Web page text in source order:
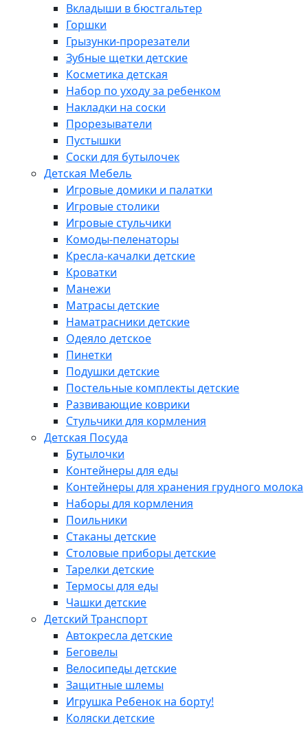
Вкладыши в бюстгальтер
Горшки
Грызунки-прорезатели
Зубные щетки детские
Косметика детская
Набор по уходу за ребенком
Накладки на соски
Прорезыватели
Пустышки
Соски для бутылочек
Детская Мебель
Игровые домики и палатки
Игровые столики
Игровые стульчики
Комоды-пеленаторы
Кресла-качалки детские
Кроватки
Манежи
Матрасы детские
Наматрасники детские
Одеяло детское
Пинетки
Подушки детские
Постельные комплекты детские
Развивающие коврики
Стульчики для кормления
Детская Посуда
Бутылочки
Контейнеры для еды
Контейнеры для хранения грудного молока
Наборы для кормления
Поильники
Стаканы детские
Столовые приборы детские
Тарелки детские
Термосы для еды
Чашки детские
Детский Транспорт
Автокресла детские
Беговелы
Велосипеды детские
Защитные шлемы
Игрушка Ребенок на борту!
Коляски детские